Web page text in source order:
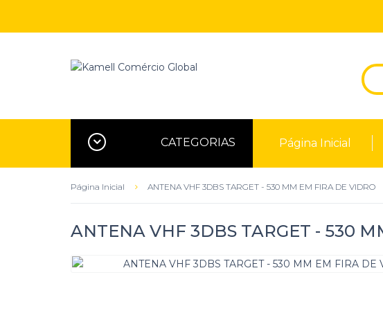
CATEGORIAS Página Inicial
Página Inicial ANTENA VHF 3DBS TARGET - 530 MM EM FIRA DE VIDRO
ANTENA VHF 3DBS TARGET - 530